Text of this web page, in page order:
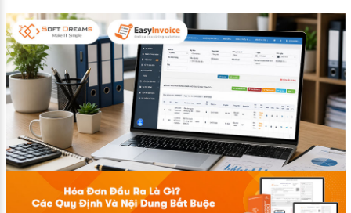
bài viết này, hóa đơn điện tử EasyInvoice sẽ chia sẻ 13
trường hợp hóa đơn điện tử không cần […]